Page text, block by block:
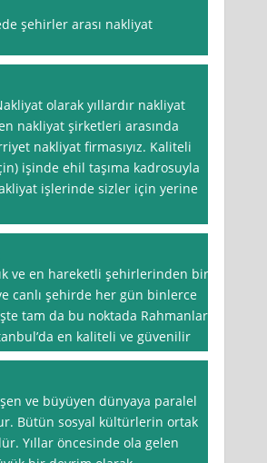
şehirler arası nakliyat
olarak yıllardır nakliyat
nakliyat şirketleri arasında
nakliyat firmasıyız. Kaliteli
işinde ehil taşıma kadrosuyla
işlerinde sizler için yerine
ve en hareketli şehirlerinden biri
canlı şehirde her gün binlerce
tam da bu noktada Rahmanlar
en kaliteli ve güvenilir
ve büyüyen dünyaya paralel
Bütün sosyal kültürlerin ortak
Yıllar öncesinde ola gelen